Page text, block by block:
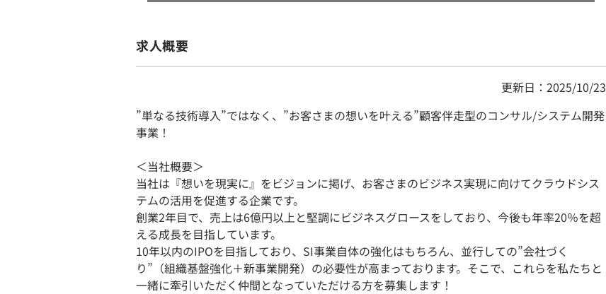
求人概要
更新日：2025/10/23
”単なる技術導入”ではなく、”お客さまの想いを叶える”顧客伴走型のコンサル/システム開発
事業！
＜当社概要＞
当社は『想いを現実に』をビジョンに掲げ、お客さまのビジネス実現に向けてクラウドシス
テムの活用を促進する企業です。
創業2年目で、売上は6億円以上と堅調にビジネスグロースをしており、今後も年率20％を超
える成長を目指しています。
10年以内のIPOを目指しており、SI事業自体の強化はもちろん、並行しての”会社づく
り”（組織基盤強化＋新事業開発）の必要性が高まっております。そこで、これらを私たちと
一緒に牽引いただく仲間となっていただける方を募集します！